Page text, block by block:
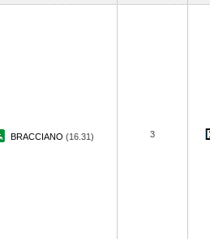
BRACCIANO (16.31) 3